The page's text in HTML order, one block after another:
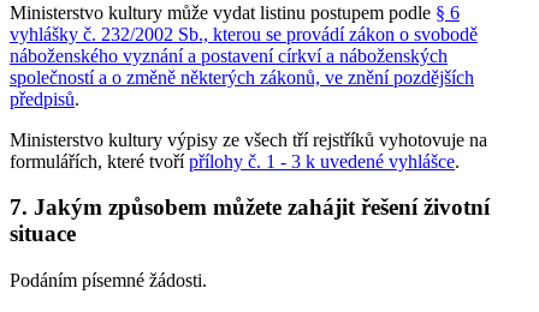
Ministerstvo kultury může vydat listinu postupem podle § 6
vyhlášky č. 232/2002 Sb., kterou se provádí zákon o svobodě
náboženského vyznání a postavení církví a náboženských
společností a o změně některých zákonů, ve znění pozdějších
předpisů.
Ministerstvo kultury výpisy ze všech tří rejstříků vyhotovuje na
formulářích, které tvořípřílohy č. 1 - 3 k uvedené vyhlášce.
7. Jakým způsobem můžete zahájit řešení životní
situace
Podáním písemné žádosti.